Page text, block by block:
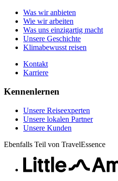
Kontakt
Karriere
Unsere Kunden
Was wir anbieten
Wie wir arbeiten
Was uns einzigartig macht
Unsere Geschichte
Klimabewusst reisen
Kontakt
Karriere
Kennenlernen
Unsere Reiseexperten
Unsere lokalen Partner
Unsere Kunden
Ebenfalls Teil von TravelEssence